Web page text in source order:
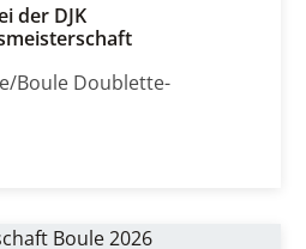
der DJK
Boule Doublette-